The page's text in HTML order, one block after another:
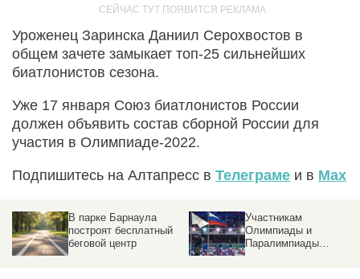
Уроженец Заринска Даниил Серохвостов в
общем зачете замыкает топ-25 сильнейших
биатлонистов сезона.
Уже 17 января Союз биатлонистов России
должен объявить состав сборной России для
участия в Олимпиаде-2022.
Подпишитесь на Алтапресс в Телеграме и в Max
В парке Барнаула
построят бесплатный
беговой центр
Участникам
Олимпиады и
Паралимпиады